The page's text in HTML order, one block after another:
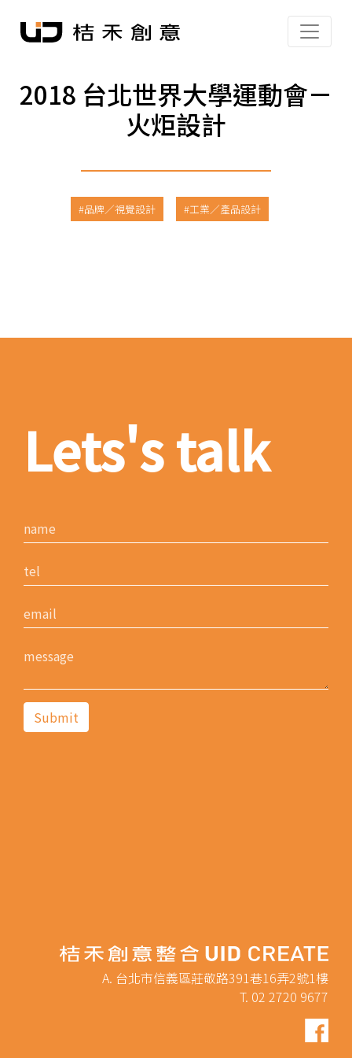
2018 台北世界大學運動會－
火炬設計
品牌／視覺設計 工業／產品設計
Lets's talk
A. 台北市信義區莊敬路391巷16弄2號1樓
T. 02 2720 9677